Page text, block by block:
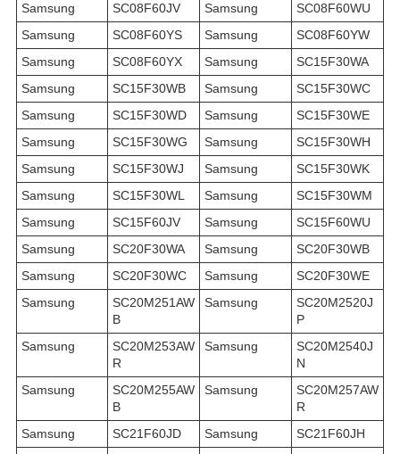
Samsung
SC08F60JV Samsung
SC08F60WU
Samsung
SC08F60YS Samsung
SC08F60YW
Samsung
SC08F60YX Samsung
SC15F30WA
Samsung
SC15F30WB Samsung
SC15F30WC
Samsung
SC15F30WD Samsung
SC15F30WE
Samsung
SC15F30WG Samsung
SC15F30WH
Samsung
SC15F30WJ Samsung
SC15F30WK
Samsung
SC15F30WL Samsung
SC15F30WM
Samsung
SC15F60JV Samsung
SC15F60WU
Samsung
SC20F30WA Samsung
SC20F30WB
Samsung
SC20F30WC Samsung
SC20F30WE
Samsung
SC20M251AW
B
Samsung
SC20M2520J
P
Samsung
SC20M253AW
R
Samsung
SC20M2540J
N
Samsung
SC20M255AW
B
Samsung
SC20M257AW
R
Samsung
SC21F60JD Samsung
SC21F60JH